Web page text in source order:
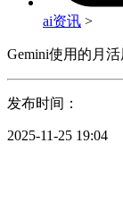
ai资讯 >
Gemini使用的月
发布时间：
2025-11-25 19:04